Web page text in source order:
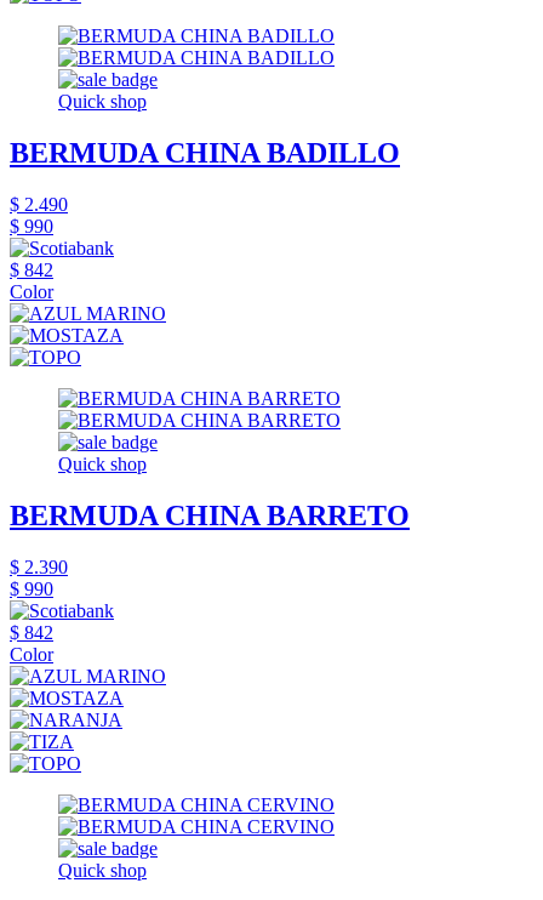
Quick shop
BERMUDA CHINA BADILLO
$ 2.490
$ 990
$ 842
Color
Quick shop
BERMUDA CHINA BARRETO
$ 2.390
$ 990
$ 842
Color
Quick shop